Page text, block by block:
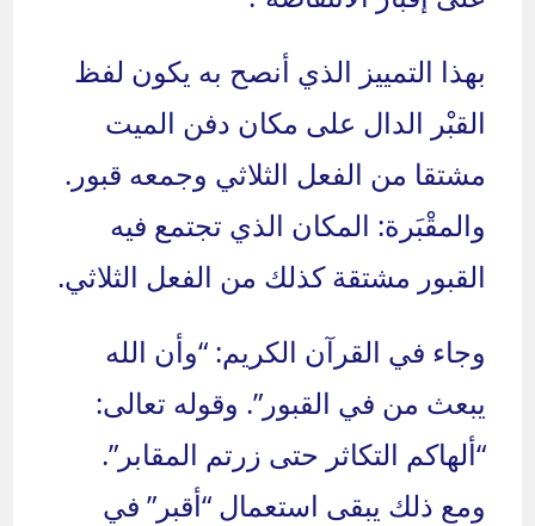
بهذا التمييز الذي أنصح به يكون لفظ
القبْر الدال على مكان دفن الميت
مشتقا من الفعل الثلاثي وجمعه قبور.
والمقْبَرة: المكان الذي تجتمع فيه
القبور مشتقة كذلك من الفعل الثلاثي.
وجاء في القرآن الكريم: “وأن الله
يبعث من في القبور”. وقوله تعالى:
“ألهاكم التكاثر حتى زرتم المقابر”.
ومع ذلك يبقى استعمال “أقبر” في